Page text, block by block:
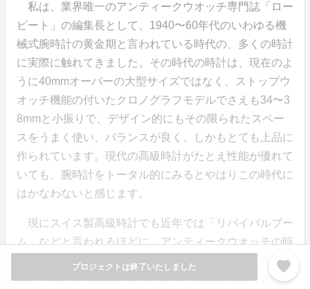
プロジェクトは終了いたしました favorite
私は、業界唯一のアンティークウオッチ専門誌「ロー
ビート」の編集長として、1940〜60年代のいわゆる機
械式腕時計の黄金期と言われている時代の、多くの時計
に実際に触れてきました。その時代の時計は、現在のよ
うに40mmオーバーの大型サイズではなく、ストップウ
オッチ機能の付いたクロノグラフモデルでさえも34〜3
8mmと小振りで、デザイン的にもその限られたスペー
スをうまく使い、バランスが良く、しかもとても上品に
作られています。現代の高級時計がたとえ性能が優れて
いても、腕時計をトータル的にみるとやはりこの時代に
はかなわないと感じます。
現にスイス製高級時計でも近年では「リバイバルブー
ム」などと言われるほどに、アンティークウオッチの時
代に作られた、かつてのデザインが新作として数多く登
場し、再び高く評価されています。斬新なものや奇をて